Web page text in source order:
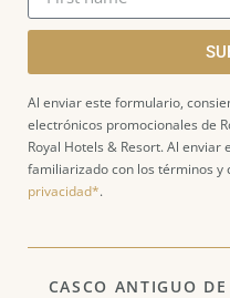
Al enviar este formulario,
electrónicos promocionales de
Royal Hotels & Resort. Al
familiarizado con los términos y
privacidad*.
CASCO ANTIGUO DE